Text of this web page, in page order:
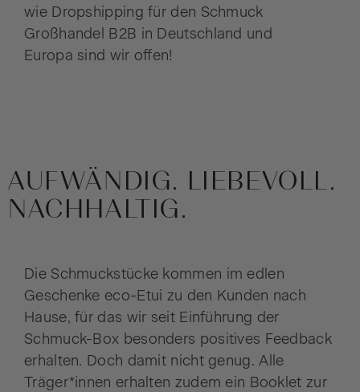
wie Dropshipping für den Schmuck
Großhandel B2B in Deutschland und
Europa sind wir offen!
AUFWÄNDIG. LIEBEVOLL.
NACHHALTIG.
Die Schmuckstücke kommen im edlen
Geschenke eco-Etui zu den Kunden nach
Hause, für das wir seit Einführung der
Schmuck-Box besonders positives Feedback
erhalten. Doch damit nicht genug. Alle
Träger*innen erhalten zudem ein Booklet zur